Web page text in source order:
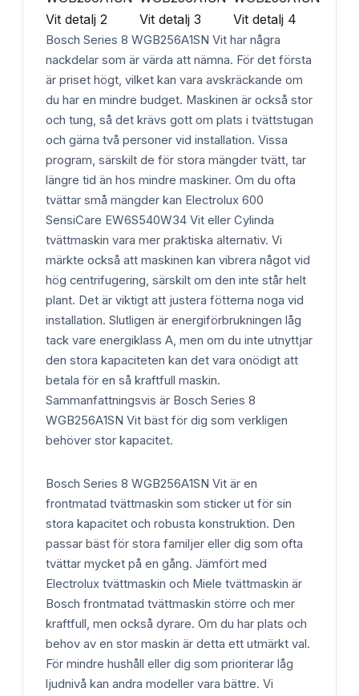
Bosch Series 8 WGB256A1SN Vit har några
nackdelar som är värda att nämna. För det första
är priset högt, vilket kan vara avskräckande om
du har en mindre budget. Maskinen är också stor
och tung, så det krävs gott om plats i tvättstugan
och gärna två personer vid installation. Vissa
program, särskilt de för stora mängder tvätt, tar
längre tid än hos mindre maskiner. Om du ofta
tvättar små mängder kan Electrolux 600
SensiCare EW6S540W34 Vit eller Cylinda
tvättmaskin vara mer praktiska alternativ. Vi
märkte också att maskinen kan vibrera något vid
hög centrifugering, särskilt om den inte står helt
plant. Det är viktigt att justera fötterna noga vid
installation. Slutligen är energiförbrukningen låg
tack vare energiklass A, men om du inte utnyttjar
den stora kapaciteten kan det vara onödigt att
betala för en så kraftfull maskin.
Sammanfattningsvis är Bosch Series 8
WGB256A1SN Vit bäst för dig som verkligen
behöver stor kapacitet.
Bosch Series 8 WGB256A1SN Vit är en
frontmatad tvättmaskin som sticker ut för sin
stora kapacitet och robusta konstruktion. Den
passar bäst för stora familjer eller dig som ofta
tvättar mycket på en gång. Jämfört med
Electrolux tvättmaskin och Miele tvättmaskin är
Bosch frontmatad tvättmaskin större och mer
kraftfull, men också dyrare. Om du har plats och
behov av en stor maskin är detta ett utmärkt val.
För mindre hushåll eller dig som prioriterar låg
ljudnivå kan andra modeller vara bättre. Vi